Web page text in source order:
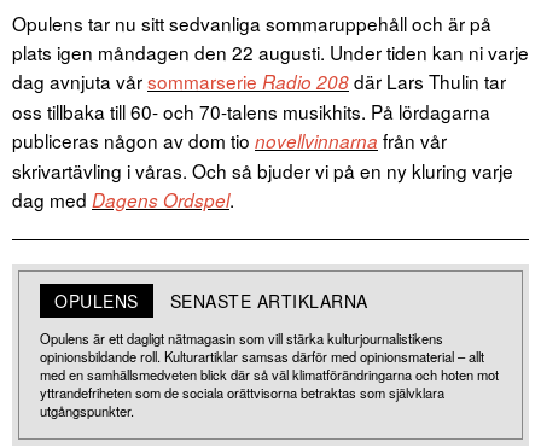
Opulens tar nu sitt sedvanliga sommaruppehåll och är på
plats igen måndagen den 22 augusti. Under tiden kan ni varje
dag avnjuta vårsommarserie Radio 208där Lars Thulin tar
oss tillbaka till 60- och 70-talens musikhits. På lördagarna
publiceras någon av dom tio novellvinnarna från vår
skrivartävling i våras. Och så bjuder vi på en ny kluring varje
dag med Dagens Ordspel.
OPULENS SENASTE ARTIKLARNA
Opulens är ett dagligt nätmagasin som vill stärka kulturjournalistikens
opinionsbildande roll. Kulturartiklar samsas därför med opinionsmaterial – allt
med en samhällsmedveten blick där så väl klimatförändringarna och hoten mot
yttrandefriheten som de sociala orättvisorna betraktas som självklara
utgångspunkter.